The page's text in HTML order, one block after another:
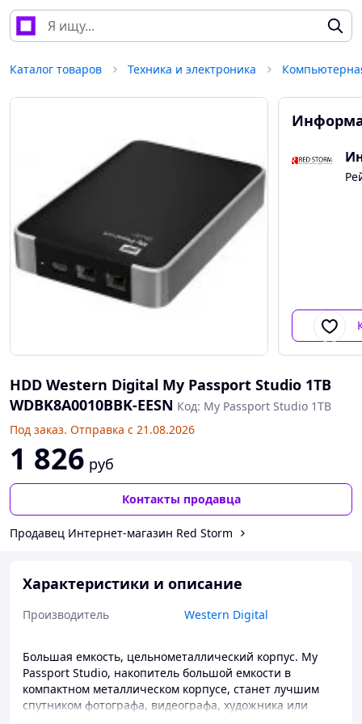
Каталог товаров Техника и электроника
HDD Western Digital My Passport Studio 1TB
WDBK8A0010BBK-EESN Код: My Passport Studio 1TB
Под заказ. Отправка с 21.08.2026
1 826 руб
Контакты продавца
Продавец Интернет-магазин Red Storm
Характеристики и описание
Производитель Western Digital
Большая емкость, цельнометаллический корпус. My
Passport Studio, накопитель большой емкости в
компактном металлическом корпусе, станет лучшим
спутником фотографа, видеографа, художника или